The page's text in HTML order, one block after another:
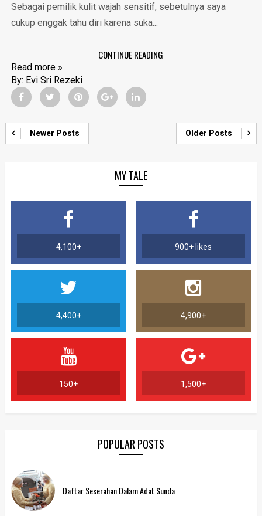
Sebagai pemilik kulit wajah sensitif, sebetulnya saya
cukup enggak tahu diri karena suka...
CONTINUE READING
Read more »
By: Evi Sri Rezeki
Newer Posts Older Posts
MY TALE
4,100+ 900+ likes
4,400+ 4,900+
150+ 1,500+
POPULAR POSTS
Daftar Seserahan Dalam Adat Sunda